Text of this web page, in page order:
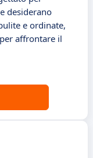
desiderano
e ordinate,
affrontare il